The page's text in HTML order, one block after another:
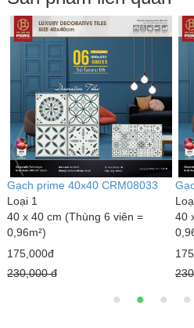
Gạch prime 40x40 CRM08004
Loại 1
40 x 40 cm (Thùng 6 viên =
0,96m²)
175,000đ
230,000 đ
40